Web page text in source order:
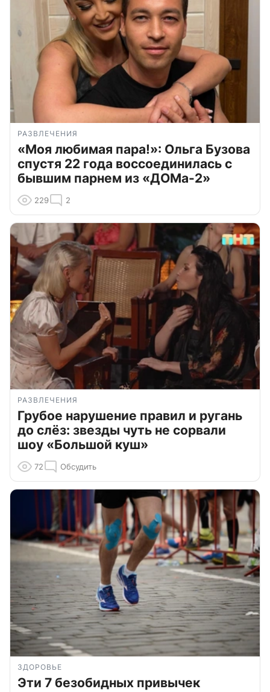
РАЗВЛЕЧЕНИЯ
«Моя любимая пара!»: Ольга Бузова
спустя 22 года воссоединилась с
бывшим парнем из «ДОМа-2»
229 2
РАЗВЛЕЧЕНИЯ
Грубое нарушение правил и ругань
до слёз: звезды чуть не сорвали
шоу «Большой куш»
72 Обсудить
ЗДОРОВЬЕ
Эти 7 безобидных привычек